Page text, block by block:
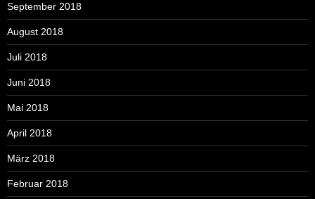
September 2018
August 2018
Juli 2018
Juni 2018
Mai 2018
April 2018
März 2018
Februar 2018